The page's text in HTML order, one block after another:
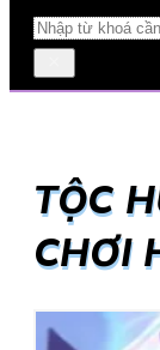
Search
TỘC
CHƠI